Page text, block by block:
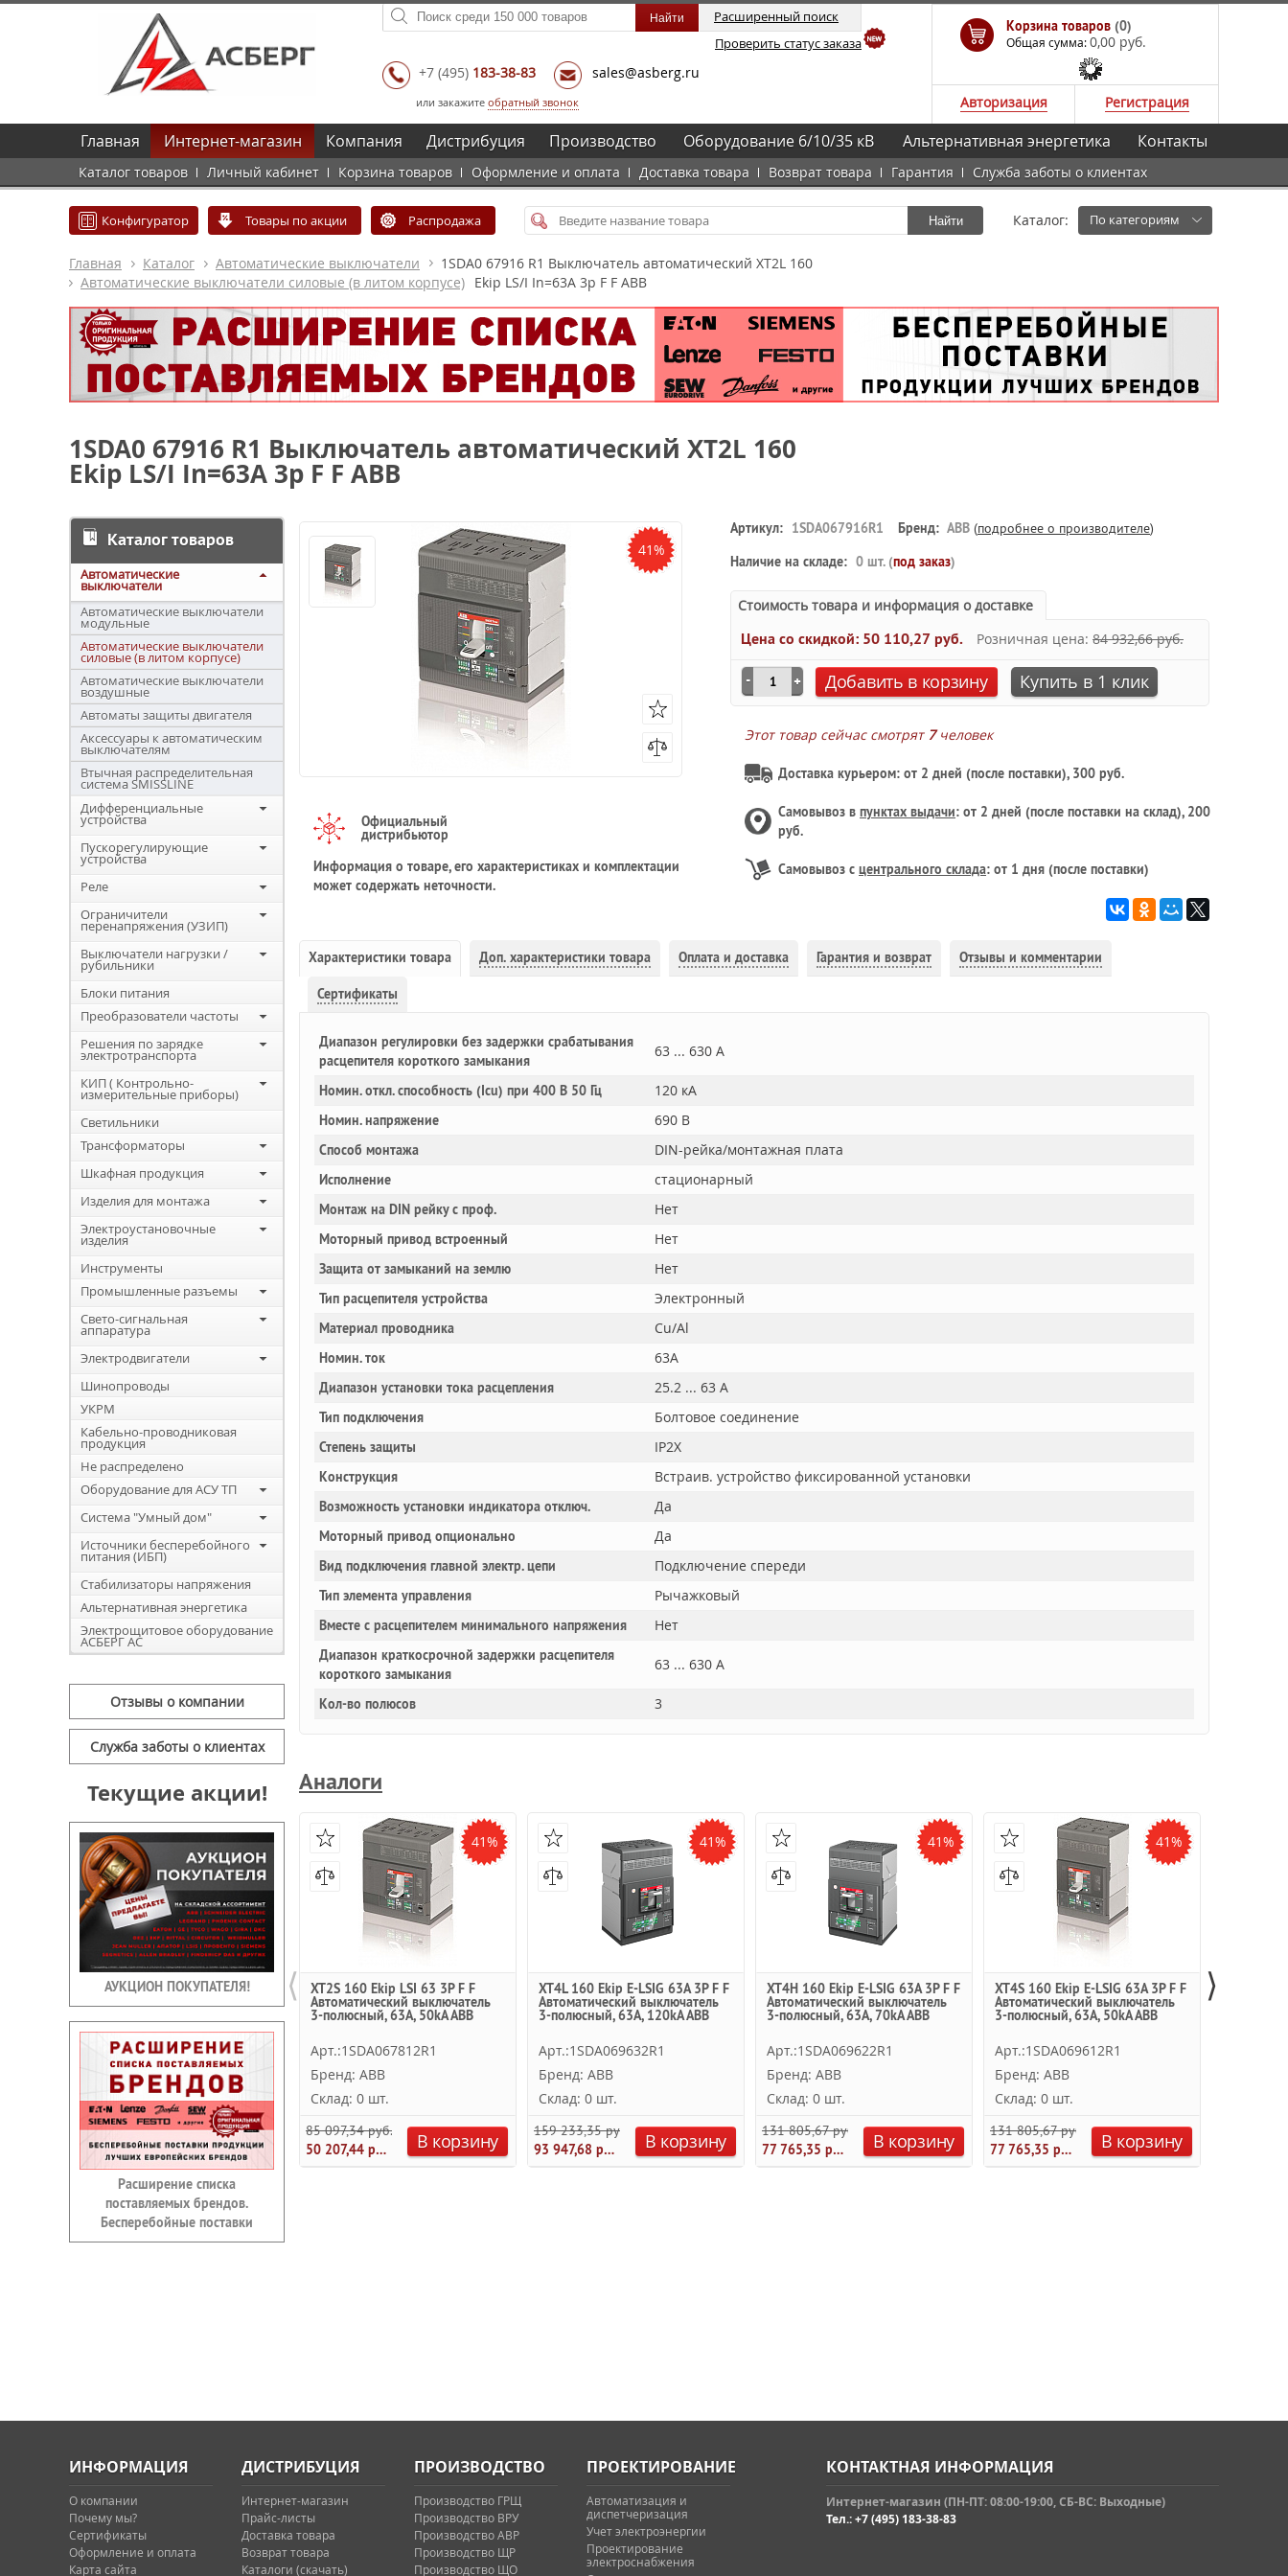
Расширенный поиск
Проверить статус заказа
+7 (495) 183-38-83 sales@asberg.ru
или закажите обратный звонок
Корзина товаров (0)
Общая сумма:0,00 руб.
Авторизация Регистрация
Главная Интернет-магазин
Каталог товаров Личный кабинет Корзина товаров Оформление и оплата Доставка товара Возврат товара Гарантия Служба заботы о клиентах
Компания Дистрибуция Производство Оборудование 6/10/35 кВ Альтернативная энергетика Контакты
Конфигуратор Товары по акции Распродажа Найти Каталог: По категориям
Главная Каталог
Автоматические выключатели
Автоматические выключатели силовые (в литом корпусе)
1SDA0 67916 R1 Выключатель автоматический XT2L 160
Ekip LS/I In=63A 3p F F ABB
1SDA0 67916 R1 Выключатель автоматический XT2L 160
Ekip LS/I In=63A 3p F F ABB
Каталог товаров
Автоматические
выключатели
Автоматические выключатели
модульные
Автоматические выключатели
силовые (в литом корпусе)
Автоматические выключатели
воздушные
Автоматы защиты двигателя
Аксессуары к автоматическим
выключателям
Втычная распределительная
система SMISSLINE
Дифференциальные
устройства
Пускорегулирующие
устройства
Реле
Ограничители
перенапряжения (УЗИП)
Выключатели нагрузки /
рубильники
Блоки питания
Преобразователи частоты
Решения по зарядке
электротранспорта
КИП ( Контрольно-
измерительные приборы)
Светильники
Трансформаторы
Шкафная продукция
Изделия для монтажа
Электроустановочные
изделия
Инструменты
Промышленные разъемы
Свето-сигнальная
аппаратура
Электродвигатели
Шинопроводы
УКРМ
Кабельно-проводниковая
продукция
Не распределено
Оборудование для АСУ ТП
Система "Умный дом"
Источники бесперебойного
питания (ИБП)
Стабилизаторы напряжения
Альтернативная энергетика
Электрощитовое оборудование
АСБЕРГ АС
Отзывы о компании
Служба заботы о клиентах
Текущие акции!
АУКЦИОН ПОКУПАТЕЛЯ!
Расширение списка
поставляемых брендов.
Бесперебойные поставки
41%
Официальный
дистрибьютор
Информация о товаре, его характеристиках и комплектации
может содержать неточности.
Артикул: 1SDA067916R1 Бренд: ABB (подробнее о производителе)
Наличие на складе: 0 шт. (под заказ)
Стоимость товара и информация о доставке
Цена со скидкой: 50 110,27 руб. Розничная цена: 84 932,66 руб.
Добавить в корзину Купить в 1 клик
Этот товар сейчас смотрят 7человек
Доставка курьером: от 2 дней (после поставки), 300 руб.
Самовывоз в пунктах выдачи: от 2 дней (после поставки на склад), 200
руб.
Самовывоз с центрального склада: от 1 дня (после поставки)
Характеристики товара Доп. характеристики товара Оплата и доставка Гарантия и возврат Отзывы и комментарии
Сертификаты
Диапазон регулировки без задержки срабатывания
расцепителя короткого замыкания
63 ... 630 А
Номин. откл. способность (Icu) при 400 В 50 Гц 120 кА
Номин. напряжение 690 В
Способ монтажа DIN-рейка/монтажная плата
Исполнение стационарный
Монтаж на DIN рейку с проф. Нет
Моторный привод встроенный Нет
Защита от замыканий на землю Нет
Тип расцепителя устройства Электронный
Материал проводника Cu/Al
Номин. ток 63A
Диапазон установки тока расцепления 25.2 ... 63 А
Тип подключения Болтовое соединение
Степень защиты IP2X
Конструкция Встраив. устройство фиксированной установки
Возможность установки индикатора отключ. Да
Моторный привод опционально Да
Вид подключения главной электр. цепи Подключение спереди
Тип элемента управления Рычажковый
Вместе с расцепителем минимального напряжения Нет
Диапазон краткосрочной задержки расцепителя
короткого замыкания
63 ... 630 А
Кол-во полюсов 3
Аналоги
41%
XT2S 160 Ekip LSI 63 3P F F
Автоматический выключатель
3-полюсный, 63А, 50kA ABB
Арт.:1SDA067812R1
Бренд: ABB
Склад: 0 шт.
85 097,34 руб.
50 207,44 руб.
В корзину
41%
XT4L 160 Ekip E-LSIG 63A 3P F F
Автоматический выключатель
3-полюсный, 63A, 120kA ABB
Арт.:1SDA069632R1
Бренд: ABB
Склад: 0 шт.
159 233,35 руб.
93 947,68 руб.
В корзину
41%
XT4H 160 Ekip E-LSIG 63A 3P F F
Автоматический выключатель
3-полюсный, 63A, 70kA ABB
Арт.:1SDA069622R1
Бренд: ABB
Склад: 0 шт.
131 805,67 руб.
77 765,35 руб.
В корзину
41%
XT4S 160 Ekip E-LSIG 63A 3P F F
Автоматический выключатель
3-полюсный, 63A, 50kA ABB
Арт.:1SDA069612R1
Бренд: ABB
Склад: 0 шт.
131 805,67 руб.
77 765,35 руб.
В корзину
⟨ ⟩
ИНФОРМАЦИЯ
О компании
Почему мы?
Сертификаты
Оформление и оплата
Карта сайта
ДИСТРИБУЦИЯ
Интернет-магазин
Прайс-листы
Доставка товара
Возврат товара
Каталоги (скачать)
ПРОИЗВОДСТВО
Производство ГРЩ
Производство ВРУ
Производство АВР
Производство ЩР
Производство ЩО
ПРОЕКТИРОВАНИЕ
Автоматизация и
диспетчеризация
Учет электроэнергии
Проектирование
электроснабжения
КОНТАКТНАЯ ИНФОРМАЦИЯ
Интернет-магазин (ПН-ПТ: 08:00-19:00, СБ-ВС: Выходные)
Тел.: +7 (495) 183-38-83